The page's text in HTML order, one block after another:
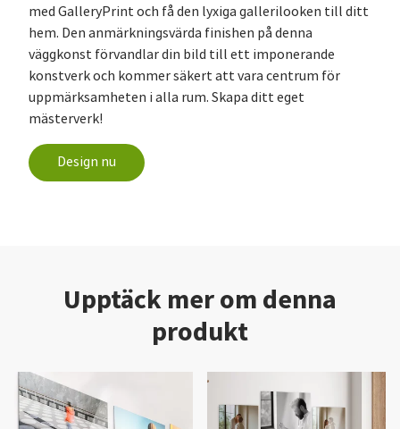
med GalleryPrint och få den lyxiga gallerilooken till ditt
hem. Den anmärkningsvärda finishen på denna
väggkonst förvandlar din bild till ett imponerande
konstverk och kommer säkert att vara centrum för
uppmärksamheten i alla rum. Skapa ditt eget
mästerverk!
Design nu
Upptäck mer om denna
produkt